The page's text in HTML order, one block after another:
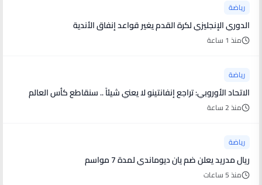
رياضة
الدوري الإنجليزي لكرة القدم يغير قواعد إنفاق الأندية
منذ 1 ساعة
رياضة
الاتحاد الأوروبي: تراجع إنفانتينو لا يعني شيئاً .. سنقاطع كأس العالم
منذ 2 ساعة
رياضة
ريال مدريد يعلن ضم يان ديوماندي لمدة 7 مواسم
منذ 5 ساعات